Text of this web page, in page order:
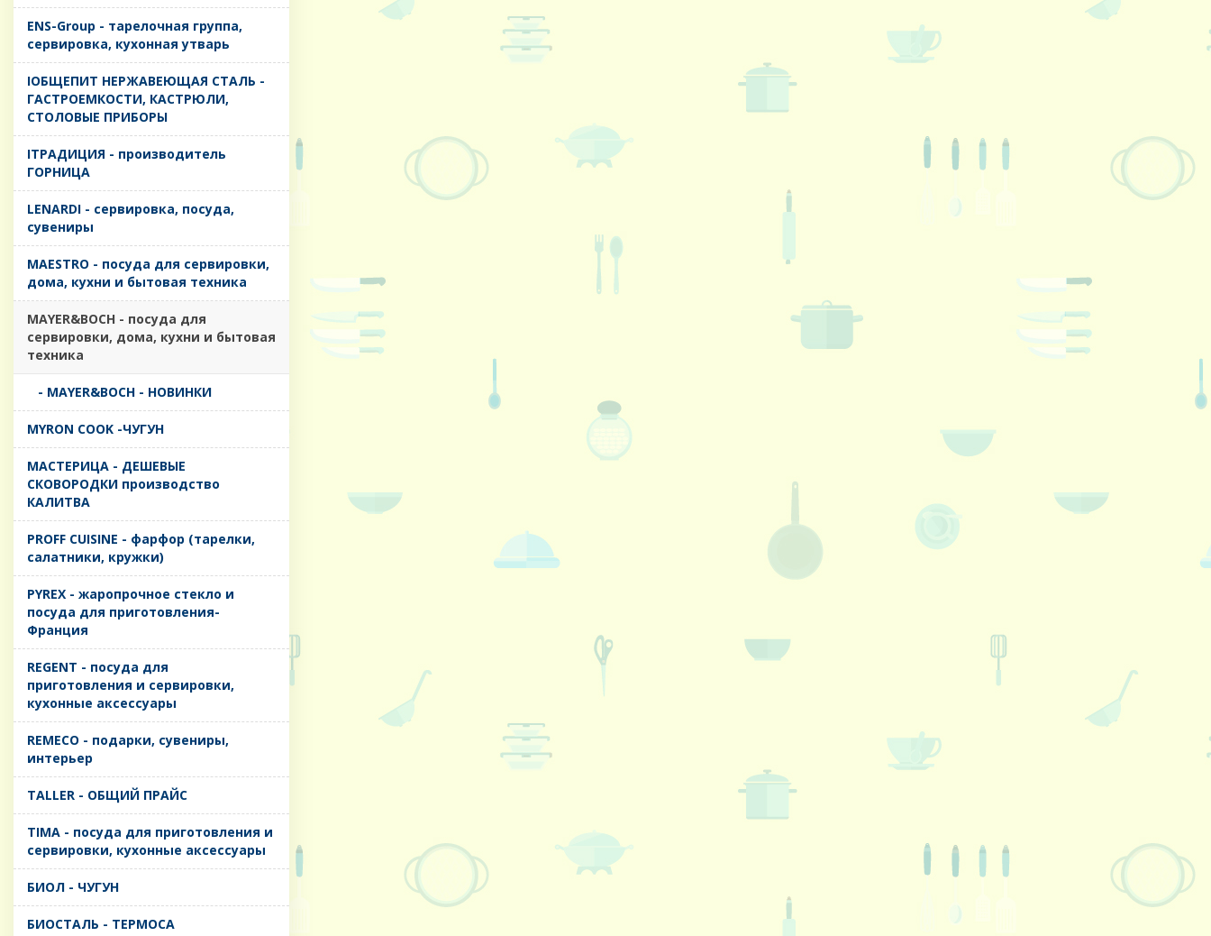
ENS-Group - тарелочная группа,
сервировка, кухонная утварь
IОБЩЕПИТ НЕРЖАВЕЮЩАЯ СТАЛЬ -
ГАСТРОЕМКОСТИ, КАСТРЮЛИ,
СТОЛОВЫЕ ПРИБОРЫ
IТРАДИЦИЯ - производитель
ГОРНИЦА
LENARDI - сервировка, посуда,
сувениры
MAESTRO - посуда для сервировки,
дома, кухни и бытовая техника
MAYER&BOCH - посуда для
сервировки, дома, кухни и бытовая
техника
- MAYER&BOCH - НОВИНКИ
MYRON COOK -ЧУГУН
MАСТЕРИЦА - ДЕШЕВЫЕ
СКОВОРОДКИ производство
КАЛИТВА
PROFF CUISINE - фарфор (тарелки,
салатники, кружки)
PYREX - жаропрочное стекло и
посуда для приготовления-
Франция
REGENT - посуда для
приготовления и сервировки,
кухонные аксессуары
REMECO - подарки, сувениры,
интерьер
TALLER - ОБЩИЙ ПРАЙС
TIMA - посуда для приготовления и
сервировки, кухонные аксессуары
БИОЛ - ЧУГУН
БИОСТАЛЬ - ТЕРМОСА